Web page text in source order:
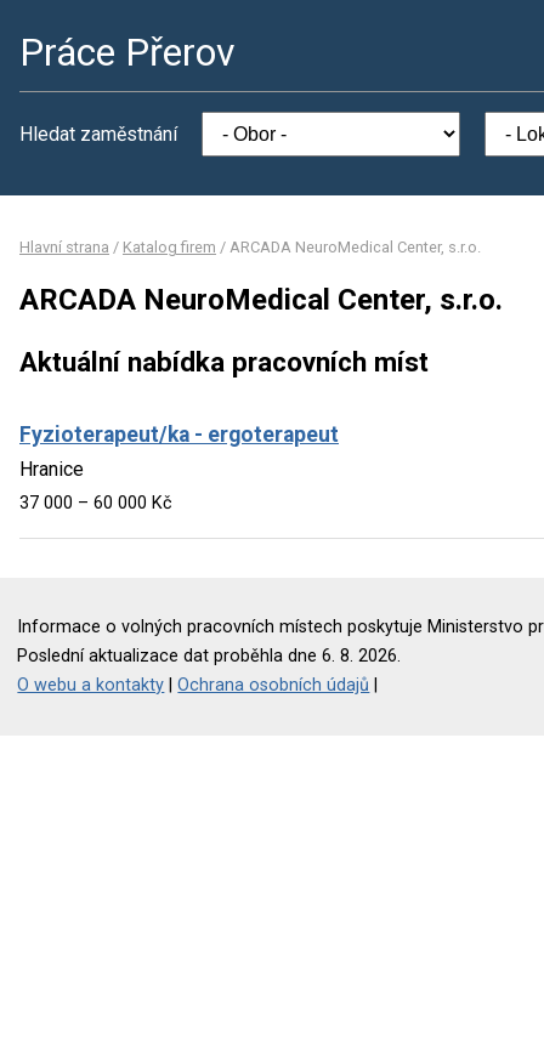
Práce Přerov
Hledat zaměstnání
Hlavní strana / Katalog firem / ARCADA NeuroMedical Center, s.r.o.
ARCADA NeuroMedical Center, s.r.o.
Aktuální nabídka pracovních míst
Fyzioterapeut/ka - ergoterapeut
Hranice
37 000 – 60 000 Kč
Informace o volných pracovních místech poskytuje Ministerstvo
Poslední aktualizace dat proběhla dne 6. 8. 2026.
O webu a kontakty |Ochrana osobních údajů